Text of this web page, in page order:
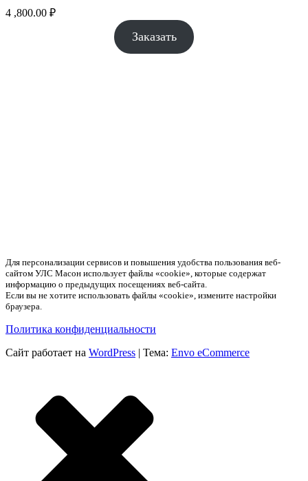
4 ,800.00 ₽
Заказать
Для персонализации сервисов и повышения удобства пользования веб-
сайтом УЛС Масон использует файлы «cookie», которые содержат
информацию о предыдущих посещениях веб-сайта.
Если вы не хотите использовать файлы «cookie», измените настройки
браузера.
Политика конфиденциальности
Сайт работает на WordPress | Тема: Envo eCommerce